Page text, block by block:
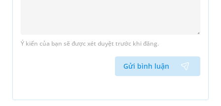
Ý kiến của bạn sẽ được xét duyệt trước khi đăng.
Gửi bình luận